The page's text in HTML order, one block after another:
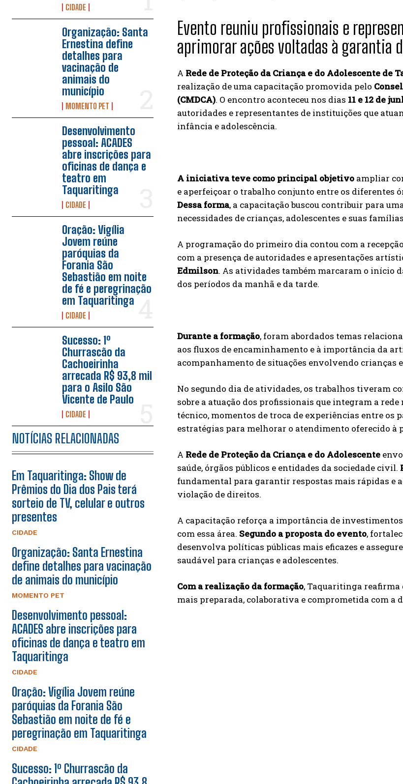
CIDADE
Organização: Santa
Ernestina define
detalhes para
vacinação de
animais do
município
MOMENTO PET
Desenvolvimento
pessoal: ACADES
abre inscrições para
oficinas de dança e
teatro em
Taquaritinga
CIDADE
Oração: Vigília
Jovem reúne
paróquias da
Forania São
Sebastião em noite
de fé e peregrinação
em Taquaritinga
CIDADE
Sucesso: 1º
Churrascão da
Cachoeirinha
arrecada R$ 93,8 mil
para o Asilo São
Vicente de Paulo
CIDADE
NOTÍCIAS RELACIONADAS
Em Taquaritinga: Show de
Prêmios do Dia dos Pais terá
sorteio de TV, celular e outros
presentes
CIDADE
Organização: Santa Ernestina
define detalhes para vacinação
de animais do município
MOMENTO PET
Desenvolvimento pessoal:
ACADES abre inscrições para
oficinas de dança e teatro em
Taquaritinga
CIDADE
Oração: Vigília Jovem reúne
paróquias da Forania São
Sebastião em noite de fé e
peregrinação em Taquaritinga
CIDADE
Sucesso: 1º Churrascão da
Evento reuniu profissionais e
aprimorar ações voltadas à garantia
A Rede de Proteção da Criança e do Adolescente de
realização de uma capacitação promovida pelo
(CMDCA). O encontro aconteceu nos dias 11 e 12 de
autoridades e representantes de instituições que
infância e adolescência.
A iniciativa teve como principal objetivo ampliar
e aperfeiçoar o trabalho conjunto entre os diferentes
Dessa forma, a capacitação buscou contribuir para
necessidades de crianças, adolescentes e suas
A programação do primeiro dia contou com a
com a presença de autoridades e apresentações
Edmilson. As atividades também marcaram o início
dos períodos da manhã e da tarde.
Durante a formação, foram abordados temas
aos fluxos de encaminhamento e à importância da
acompanhamento de situações envolvendo crianças
No segundo dia de atividades, os trabalhos tiveram
sobre a atuação dos profissionais que integram a
técnico, momentos de troca de experiências entre
estratégias para melhorar o atendimento oferecido à
A Rede de Proteção da Criança e do Adolescente
saúde, órgãos públicos e entidades da sociedade civil.
fundamental para garantir respostas mais rápidas e
violação de direitos.
A capacitação reforça a importância de
com essa área. Segundo a proposta do evento,
desenvolva políticas públicas mais eficazes e
saudável para crianças e adolescentes.
Com a realização da formação, Taquaritinga reafirma
mais preparada, colaborativa e comprometida com a